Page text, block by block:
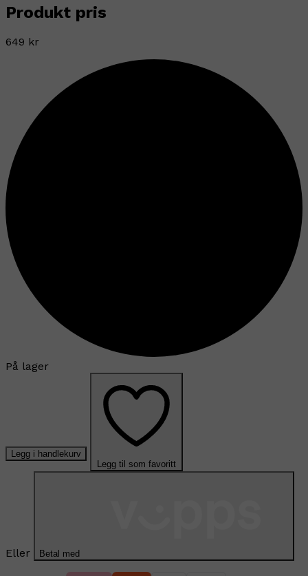
Produkt pris
649 kr
På lager
Legg i handlekurv
Legg til som favoritt
Eller Betal med